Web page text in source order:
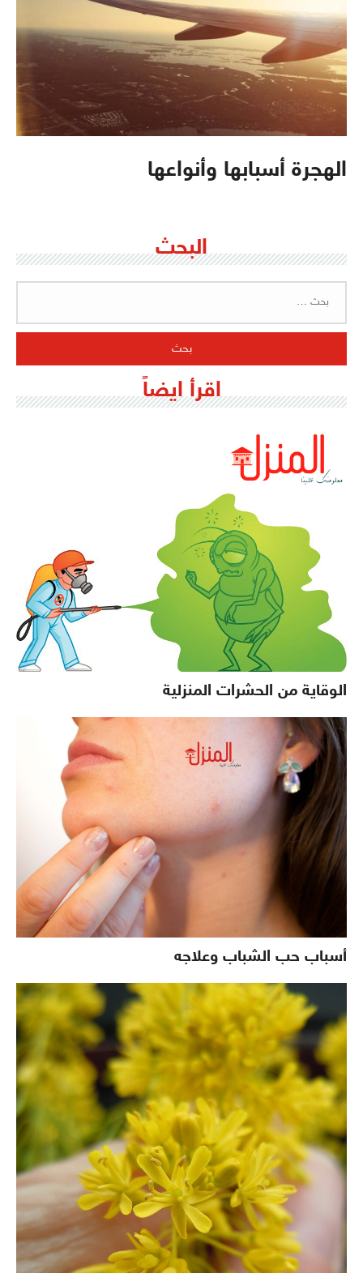
الهجرة أسبابها وأنواعها
البحث
اقرأ ايضاً
الوقاية من الحشرات المنزلية
أسباب حب الشباب وعلاجه